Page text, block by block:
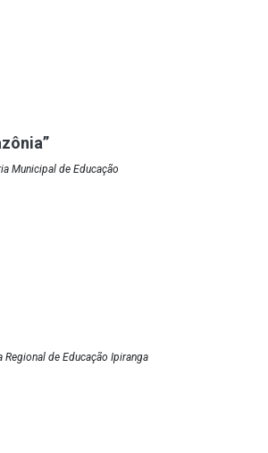
Municipal de Educação
de Educação Ipiranga